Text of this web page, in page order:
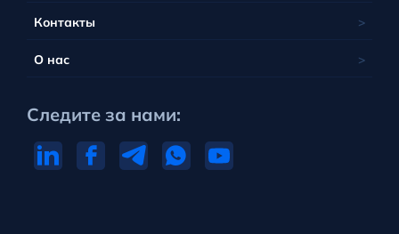
Контакты
О нас
Следите за нами: